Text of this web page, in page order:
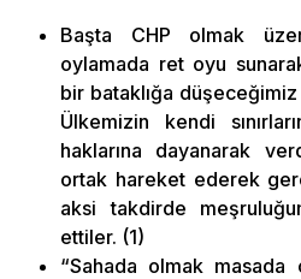
Başta CHP olmak
oylamada ret oyu
bir bataklığa
Ülkemizin kendi
haklarına dayanarak
ortak hareket ederek
aksi takdirde
ettiler. (1)
“Sahada olmak masada